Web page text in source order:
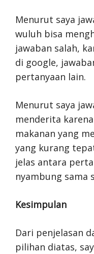
Menurut saya
wuluh bisa
jawaban salah,
di google,
pertanyaan lain.
Menurut saya
menderita
makanan yang
yang kurang
jelas antara
nyambung sama
Kesimpulan
Dari penjelasan
pilihan diatas,